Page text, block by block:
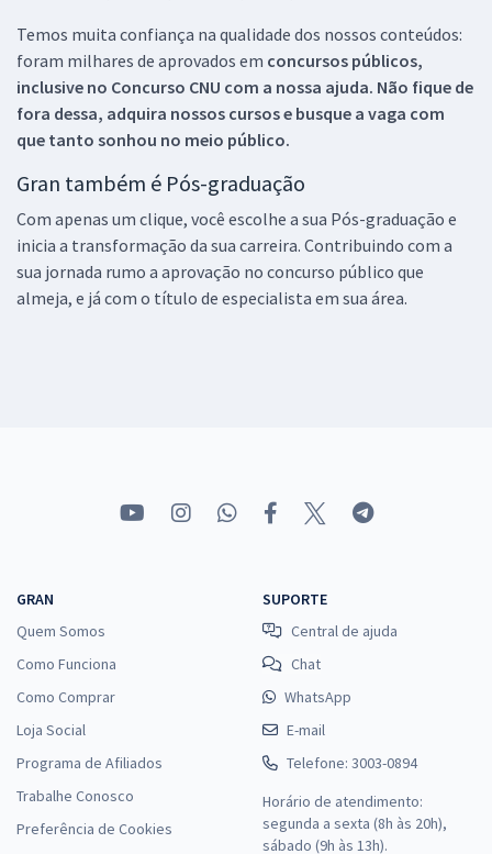
Temos muita confiança na qualidade dos nossos conteúdos:
foram milhares de aprovados em concursos públicos,
inclusive no Concurso CNU com a nossa ajuda. Não fique de
fora dessa, adquira nossos cursos e busque a vaga com
que tanto sonhou no meio público.
Gran também é Pós-graduação
Com apenas um clique, você escolhe a sua Pós-graduação e
inicia a transformação da sua carreira. Contribuindo com a
sua jornada rumo a aprovação no concurso público que
almeja, e já com o título de especialista em sua área.
GRAN
Quem Somos
Como Funciona
Como Comprar
Loja Social
Programa de Afiliados
Trabalhe Conosco
Preferência de Cookies
SUPORTE
Central de ajuda
Chat
WhatsApp
E-mail
Telefone: 3003-0894
Horário de atendimento:
segunda a sexta (8h às 20h),
sábado (9h às 13h).